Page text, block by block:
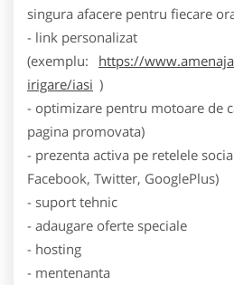
singura afacere pentru fiecare
- link personalizat
(exemplu:
https://
irigare/iasi )
- optimizare pentru motoare de
pagina promovata)
- prezenta activa pe retelele
Facebook, Twitter, GooglePlus)
- suport tehnic
- adaugare oferte speciale
- hosting
- mentenanta